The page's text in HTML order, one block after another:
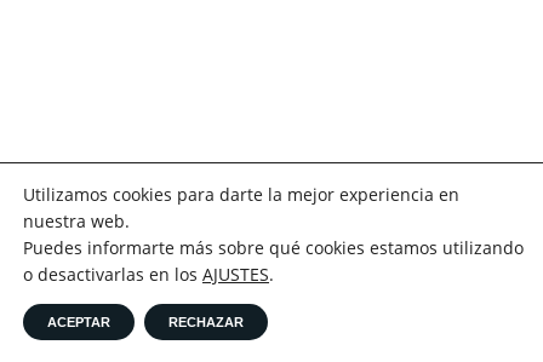
Utilizamos cookies para darte la mejor experiencia en
nuestra web.
Puedes informarte más sobre qué cookies estamos utilizando
o desactivarlas en los AJUSTES.
ACEPTAR RECHAZAR